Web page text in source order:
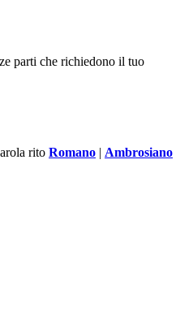
parti che richiedono il tuo
rito Romano | Ambrosiano